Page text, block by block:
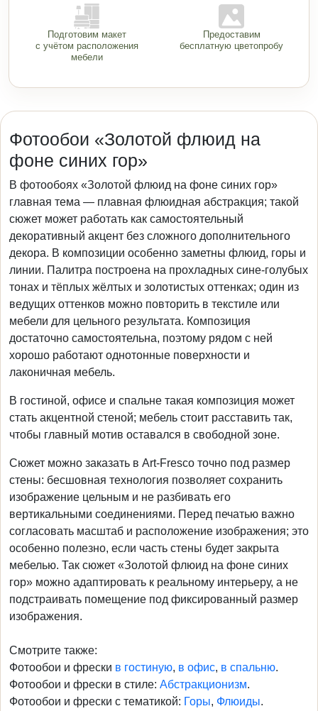
Подготовим макет
с учётом расположения
мебели
Предоставим
бесплатную цветопробу
Фотообои «Золотой флюид на
фоне синих гор»
В фотообоях «Золотой флюид на фоне синих гор»
главная тема — плавная флюидная абстракция; такой
сюжет может работать как самостоятельный
декоративный акцент без сложного дополнительного
декора. В композиции особенно заметны флюид, горы и
линии. Палитра построена на прохладных сине-голубых
тонах и тёплых жёлтых и золотистых оттенках; один из
ведущих оттенков можно повторить в текстиле или
мебели для цельного результата. Композиция
достаточно самостоятельна, поэтому рядом с ней
хорошо работают однотонные поверхности и
лаконичная мебель.
В гостиной, офисе и спальне такая композиция может
стать акцентной стеной; мебель стоит расставить так,
чтобы главный мотив оставался в свободной зоне.
Сюжет можно заказать в Art-Fresco точно под размер
стены: бесшовная технология позволяет сохранить
изображение цельным и не разбивать его
вертикальными соединениями. Перед печатью важно
согласовать масштаб и расположение изображения; это
особенно полезно, если часть стены будет закрыта
мебелью. Так сюжет «Золотой флюид на фоне синих
гор» можно адаптировать к реальному интерьеру, а не
подстраивать помещение под фиксированный размер
изображения.
Смотрите также:
Фотообои и фрески в гостиную, в офис, в спальню.
Фотообои и фрески в стиле: Абстракционизм.
Фотообои и фрески с тематикой: Горы, Флюиды.